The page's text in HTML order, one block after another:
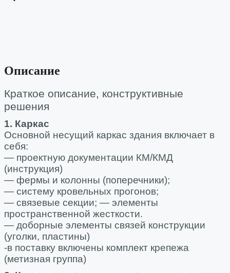
Описание
Краткое описание, конструктивные
решения
1. Каркас
Основной несущий каркас здания включает в
себя:
— проектную документации КМ/КМД
(инструкция)
— фермы и колонны (поперечники);
— систему кровельных прогонов;
— связевые секции; — элементы
пространственной жесткости.
— доборные элементы связей конструкции
(уголки, пластины)
-в поставку включены комплект крепежа
(метизная группа)